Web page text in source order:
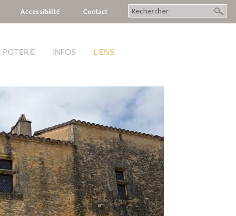
Accessibilité Contact
POTERIE INFOS LIENS